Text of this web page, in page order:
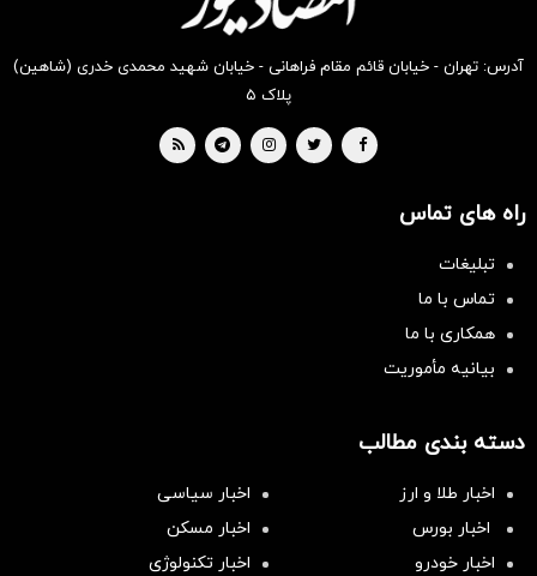
آدرس: تهران - خیابان قائم مقام فراهانی - خیابان شهید محمدی خدری (شاهین)
پلاک ۵
راه های تماس
تبلیغات
تماس با ما
همکاری با ما
بیانیه مأموریت
دسته بندی مطالب
اخبار طلا و ارز
اخبار سیاسی
اخبار بورس
اخبار مسکن
اخبار خودرو
اخبار تکنولوژی